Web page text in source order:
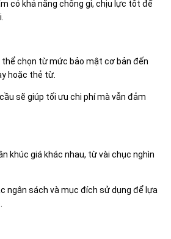
có khả năng chống gỉ, chịu lực tốt để
thể chọn từ mức bảo mật cơ bản đến
hoặc thẻ từ.
sẽ giúp tối ưu chi phí mà vẫn đảm
khúc giá khác nhau, từ vài chục nghìn
ngân sách và mục đích sử dụng để lựa